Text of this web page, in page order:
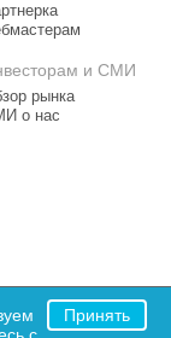
и СМИ
рынка
о нас
Принять